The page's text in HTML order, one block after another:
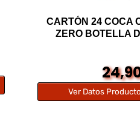
CARTÓN 24 COCA
ZERO BOTELLA
Ver Datos Producto